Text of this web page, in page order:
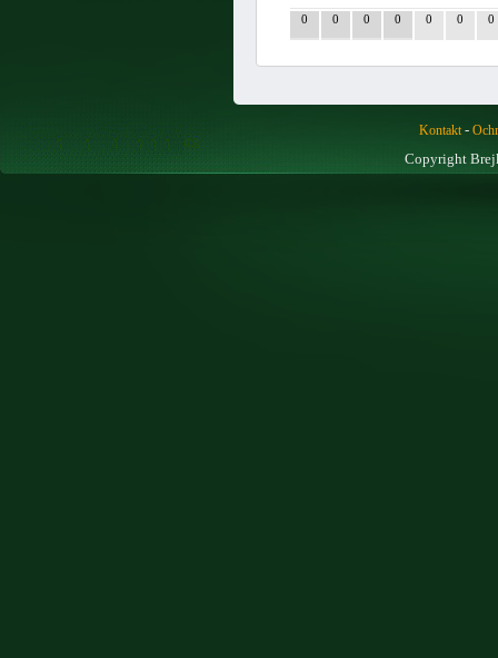
0 0 0 0 0 0 0
Kontakt-
Copyright